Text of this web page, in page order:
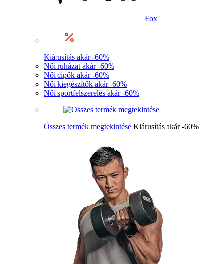
Fox
Kiárusítás akár -60%
Női ruházat akár -60%
Női cipők akár -60%
Női kiegészítők akár -60%
Női sportfelszerelés akár -60%
Összes termék megtekintése Kiárusítás akár -60%